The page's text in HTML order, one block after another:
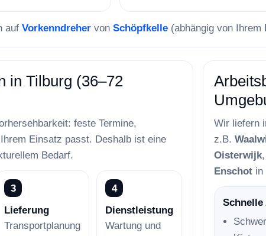
auf Vorkenndreher von Schöpfkelle (abhängig von Ihrem
in Tilburg (36–72
feste Termine,
Einsatz passt. Deshalb ist eine
Bedarf.
3
Lieferung
Transportplanung
4
Dienstleistung
Wartung und
Wir liefern
z.B.
Oisterwijk,
Enschot in
Schnelle